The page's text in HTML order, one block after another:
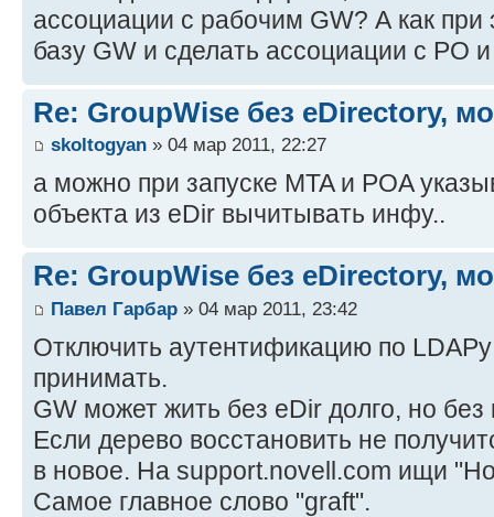
ассоциации с рабочим GW? А как при
базу GW и сделать ассоциации с PO
Re: GroupWise без eDirectory,
skoltogyan » 04 мар 2011, 22:27
а можно при запуске MTA и POA
объекта из eDir вычитывать инфу..
Re: GroupWise без eDirectory,
Павел Гарбар » 04 мар 2011, 23:42
Отключить аутентификацию по
принимать.
GW может жить без eDir долго, но
Если дерево восстановить не
в новое. На support.novell.com ищи
Самое главное слово "graft".